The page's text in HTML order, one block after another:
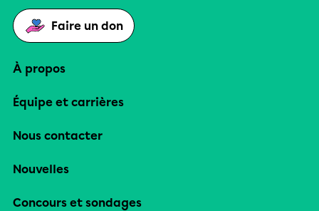
Faire un don
À propos
Équipe et carrières
Nous contacter
Nouvelles
Concours et sondages